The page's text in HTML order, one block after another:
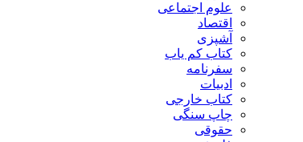
علوم اجتماعی
اقتصاد
آشپزی
کتاب کم یاب
سفرنامه
ادبیات
کتاب خارجی
چاپ سنگی
حقوقی